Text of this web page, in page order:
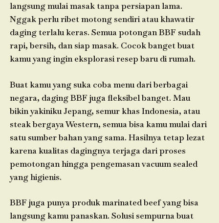
langsung mulai masak tanpa persiapan lama.
Nggak perlu ribet motong sendiri atau khawatir
daging terlalu keras. Semua potongan BBF sudah
rapi, bersih, dan siap masak. Cocok banget buat
kamu yang ingin eksplorasi resep baru di rumah.
Buat kamu yang suka coba menu dari berbagai
negara, daging BBF juga fleksibel banget. Mau
bikin yakiniku Jepang, semur khas Indonesia, atau
steak bergaya Western, semua bisa kamu mulai dari
satu sumber bahan yang sama. Hasilnya tetap lezat
karena kualitas dagingnya terjaga dari proses
pemotongan hingga pengemasan vacuum sealed
yang higienis.
BBF juga punya produk marinated beef yang bisa
langsung kamu panaskan. Solusi sempurna buat